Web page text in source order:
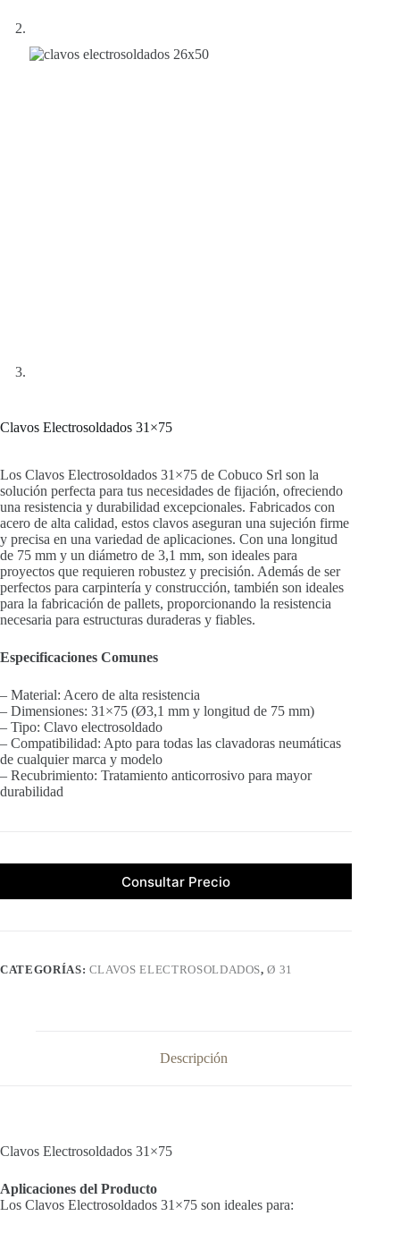
Clavos Electrosoldados 31×75
Los Clavos Electrosoldados 31×75 de Cobuco Srl son la
solución perfecta para tus necesidades de fijación, ofreciendo
una resistencia y durabilidad excepcionales. Fabricados con
acero de alta calidad, estos clavos aseguran una sujeción firme
y precisa en una variedad de aplicaciones. Con una longitud
de 75 mm y un diámetro de 3,1 mm, son ideales para
proyectos que requieren robustez y precisión. Además de ser
perfectos para carpintería y construcción, también son ideales
para la fabricación de pallets, proporcionando la resistencia
necesaria para estructuras duraderas y fiables.
Especificaciones Comunes
– Material: Acero de alta resistencia
– Dimensiones: 31×75 (Ø3,1 mm y longitud de 75 mm)
– Tipo: Clavo electrosoldado
– Compatibilidad: Apto para todas las clavadoras neumáticas
de cualquier marca y modelo
– Recubrimiento: Tratamiento anticorrosivo para mayor
durabilidad
Consultar Precio
CATEGORÍAS: CLAVOS ELECTROSOLDADOS,Ø 31
Descripción
Clavos Electrosoldados 31×75
Aplicaciones del Producto
Los Clavos Electrosoldados 31×75 son ideales para: